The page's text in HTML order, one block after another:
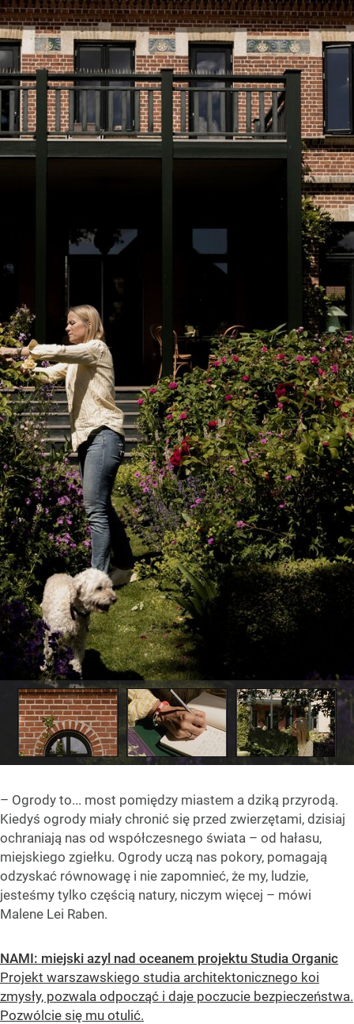
– Ogrody to... most pomiędzy miastem a dziką przyrodą.
Kiedyś ogrody miały chronić się przed zwierzętami, dzisiaj
ochraniają nas od współczesnego świata – od hałasu,
miejskiego zgiełku. Ogrody uczą nas pokory, pomagają
odzyskać równowagę i nie zapomnieć, że my, ludzie,
jesteśmy tylko częścią natury, niczym więcej – mówi
Malene Lei Raben.
NAMI: miejski azyl nad oceanem projektu Studia Organic
Projekt warszawskiego studia architektonicznego koi
zmysły, pozwala odpocząć i daje poczucie bezpieczeństwa.
Pozwólcie się mu otulić.